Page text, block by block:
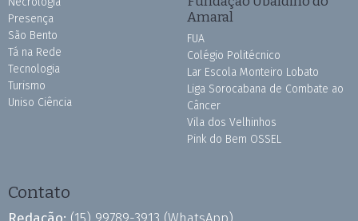
Presença
São Bento
Tá na Rede
Tecnologia
Turismo
Uniso Ciência
Amaral
FUA
Colégio Politécnico
Lar Escola Monteiro Lobato
Liga Sorocabana de Combate ao
Câncer
Vila dos Velhinhos
Pink do Bem OSSEL
Contato
Redação: (15) 99789-3913 (WhatsApp)